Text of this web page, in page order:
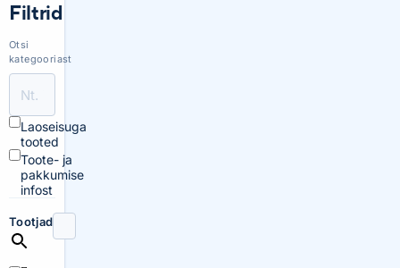
Filtrid
Otsi
kategooriast
Laoseisuga
tooted
Toote- ja
pakkumise
infost
Tootjad